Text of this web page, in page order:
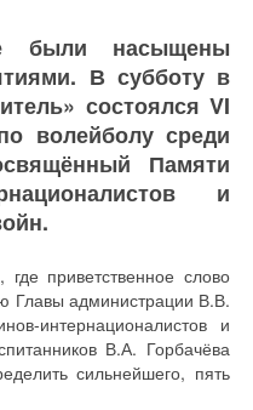
были насыщены
В субботу в
состоялся VI
волейболу среди
Памяти
и
где приветственное слово
Главы администрации В.В.
интернационалистов и
В.А. Горбачёва
сильнейшего, пять